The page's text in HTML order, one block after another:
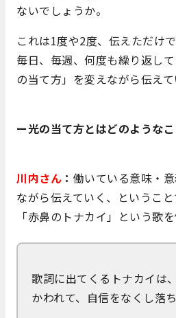
ないでしょうか。
これは1度や2度、伝えただけ
毎日、毎週、何度も繰り返し
の当て方」を変えながら伝え
ー光の当て方とはどのような
川内さん ： 働いている意味・
ながら伝えていく、ということ
「赤鼻のトナカイ」という歌
歌詞に出てくるトナカイは
かわれて、自信をなくし落